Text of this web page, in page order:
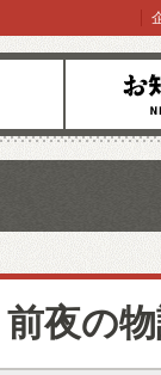
お知らせ
夜の